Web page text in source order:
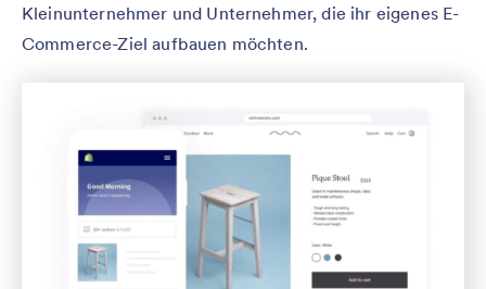
Kleinunternehmer und Unternehmer, die ihr eigenes E-
Commerce-Ziel aufbauen möchten.